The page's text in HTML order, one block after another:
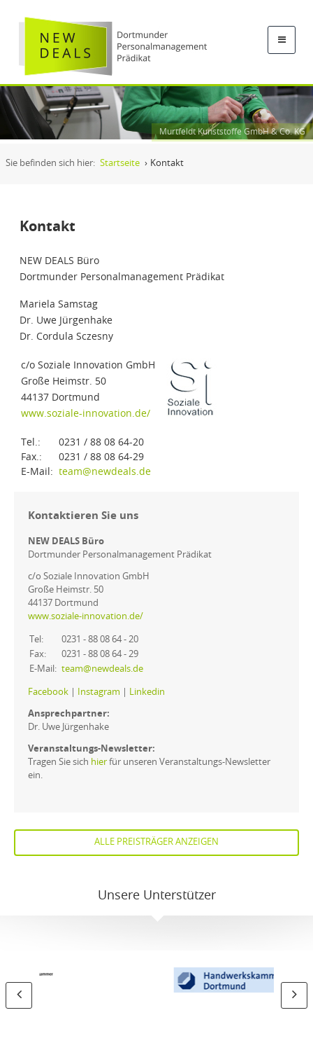
Murtfeldt Kunststoffe GmbH & Co. KG
Sie befinden sich hier: Startseite › Kontakt
Kontakt
NEW DEALS Büro
Dortmunder Personalmanagement Prädikat
Mariela Samstag
Dr. Uwe Jürgenhake
Dr. Cordula Sczesny
c/o Soziale Innovation GmbH
Große Heimstr. 50
44137 Dortmund
www.soziale-innovation.de/
Tel.:
0231 / 88 08 64-20
Fax.:
0231 / 88 08 64-29
E-Mail:
team@newdeals.de
Kontaktieren Sie uns
NEW DEALS Büro
Dortmunder Personalmanagement Prädikat
c/o Soziale Innovation GmbH
Große Heimstr. 50
44137 Dortmund
www.soziale-innovation.de/
Tel:
0231 - 88 08 64 - 20
Fax:
0231 - 88 08 64 - 29
E-Mail: team@newdeals.de
Facebook Instagram Linkedin
Ansprechpartner:
Dr. Uwe Jürgenhake
Veranstaltungs-Newsletter:
Tragen Sie sich hier für unseren Veranstaltungs-Newsletter
ein.
ALLE PREISTRÄGER ANZEIGEN
Unsere Unterstützer